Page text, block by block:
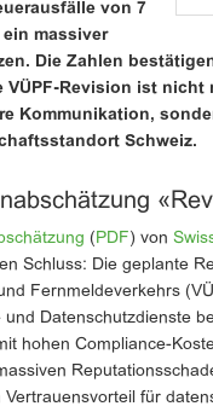
von 7
massiver
Die Zahlen
VÜPF-Revision ist
Kommunikation,
Schweiz.
( PDF) von
Schluss: Die geplante
Fernmeldeverkehrs
und Datenschutzdienste
hohen Compliance-
Vertrauensvorteil für